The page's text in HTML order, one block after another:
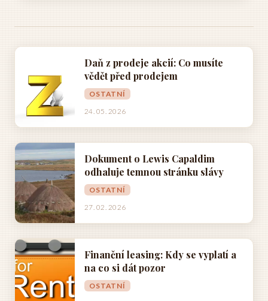
Daň z prodeje akcií: Co musíte
vědět před prodejem
OSTATNÍ
24. 05. 2026
Dokument o Lewis Capaldim
odhaluje temnou stránku slávy
OSTATNÍ
27. 02. 2026
Finanční leasing: Kdy se vyplatí a
na co si dát pozor
OSTATNÍ